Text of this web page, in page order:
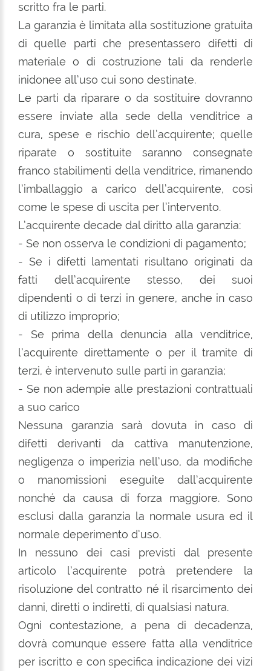
scritto fra le parti.
La garanzia è limitata alla sostituzione gratuita
di quelle parti che presentassero difetti di
materiale o di costruzione tali da renderle
inidonee all’uso cui sono destinate.
Le parti da riparare o da sostituire dovranno
essere inviate alla sede della venditrice a
cura, spese e rischio dell’acquirente; quelle
riparate o sostituite saranno consegnate
franco stabilimenti della venditrice, rimanendo
l’imballaggio a carico dell’acquirente, così
come le spese di uscita per l’intervento.
L’acquirente decade dal diritto alla garanzia:
- Se non osserva le condizioni di pagamento;
- Se i difetti lamentati risultano originati da
fatti dell’acquirente stesso, dei suoi
dipendenti o di terzi in genere, anche in caso
di utilizzo improprio;
- Se prima della denuncia alla venditrice,
l’acquirente direttamente o per il tramite di
terzi, è intervenuto sulle parti in garanzia;
- Se non adempie alle prestazioni contrattuali
a suo carico
Nessuna garanzia sarà dovuta in caso di
difetti derivanti da cattiva manutenzione,
negligenza o imperizia nell’uso, da modifiche
o manomissioni eseguite dall’acquirente
nonché da causa di forza maggiore. Sono
esclusi dalla garanzia la normale usura ed il
normale deperimento d’uso.
In nessuno dei casi previsti dal presente
articolo l’acquirente potrà pretendere la
risoluzione del contratto né il risarcimento dei
danni, diretti o indiretti, di qualsiasi natura.
Ogni contestazione, a pena di decadenza,
dovrà comunque essere fatta alla venditrice
per iscritto e con specifica indicazione dei vizi